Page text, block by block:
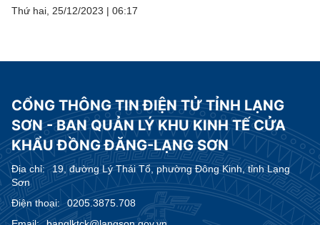
Thứ hai, 25/12/2023 | 06:17
CỔNG THÔNG TIN ĐIỆN TỬ TỈNH LẠNG
SƠN - BAN QUẢN LÝ KHU KINH TẾ CỬA
KHẨU ĐỒNG ĐĂNG-LẠNG SƠN
Địa chỉ:
19, đường Lý Thái Tổ, phường Đông Kinh, tỉnh Lạng
Sơn
Điện thoại:
0205.3875.708